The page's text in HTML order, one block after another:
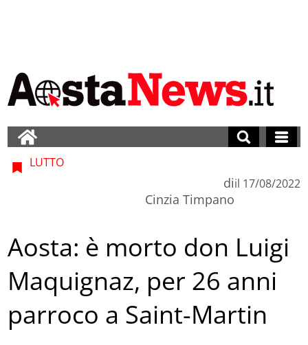
LUTTO
di
Cinzia Timpano
il 17/08/2022
Aosta: è morto don Luigi
Maquignaz, per 26 anni
parroco a Saint-Martin